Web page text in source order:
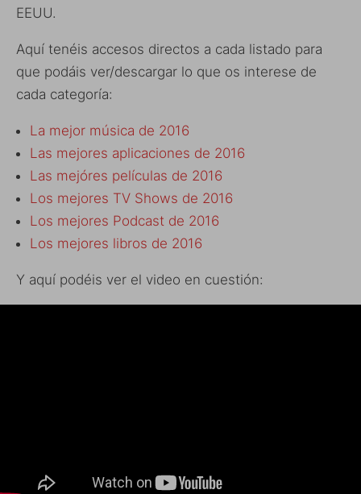
EEUU.
Aquí tenéis accesos directos a cada listado para
que podáis ver/descargar lo que os interese de
cada categoría:
La mejor música de 2016
Las mejores aplicaciones de 2016
Las mejóres películas de 2016
Los mejores TV Shows de 2016
Los mejores Podcast de 2016
Los mejores libros de 2016
Y aquí podéis ver el video en cuestión: